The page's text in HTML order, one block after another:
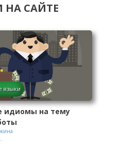
НА САЙТЕ
языки
идиомы на тему